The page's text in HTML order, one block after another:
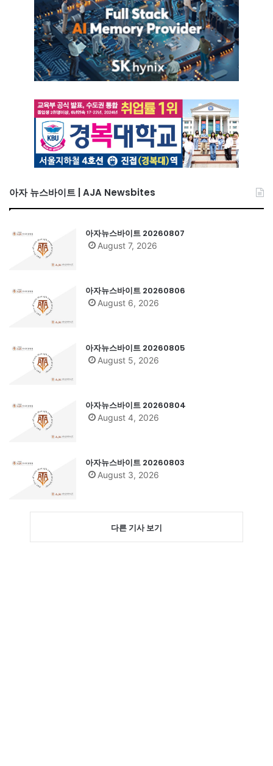
아자 뉴스바이트 | AJA Newsbites
아자뉴스바이트 20260807
August 7, 2026
아자뉴스바이트 20260806
August 6, 2026
아자뉴스바이트 20260805
August 5, 2026
아자뉴스바이트 20260804
August 4, 2026
아자뉴스바이트 20260803
August 3, 2026
다른 기사 보기